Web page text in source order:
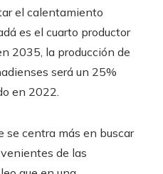
el calentamiento
es el cuarto productor
2035, la producción de
será un 25%
en 2022.
se centra más en buscar
de las